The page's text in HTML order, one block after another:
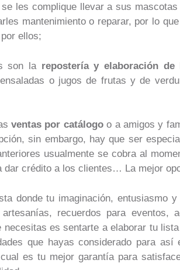
les complique llevar a sus
mantenimiento o reparar, por lo
ellos;
son la repostería y elaboración de
o jugos de frutas y de
ventas por catálogoo a amigos y
sin embargo, hay que ser
usualmente se cobra al
dar crédito a los clientes… La mejor
donde tu imaginación, entusiasmo
recuerdos para eventos,
es sentarte a elaborar tu
que hayas considerado para
es tu mejor garantía para